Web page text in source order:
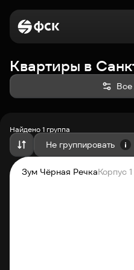
Войти
Выбрать квартиру
Квартиры в
Все
Найдено 1 группа
По возрастанию цены
Не группировать
Зум Чёрная РечкаКорпус 1